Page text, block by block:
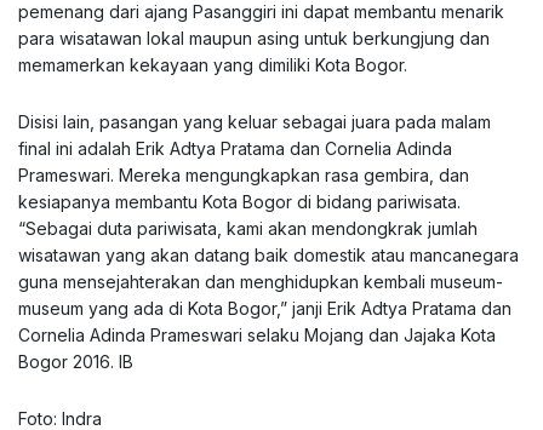
pemenang dari ajang Pasanggiri ini dapat membantu menarik
para wisatawan lokal maupun asing untuk berkungjung dan
memamerkan kekayaan yang dimiliki Kota Bogor.
Disisi lain, pasangan yang keluar sebagai juara pada malam
final ini adalah Erik Adtya Pratama dan Cornelia Adinda
Prameswari. Mereka mengungkapkan rasa gembira, dan
kesiapanya membantu Kota Bogor di bidang pariwisata.
“Sebagai duta pariwisata, kami akan mendongkrak jumlah
wisatawan yang akan datang baik domestik atau mancanegara
guna mensejahterakan dan menghidupkan kembali museum-
museum yang ada di Kota Bogor,” janji Erik Adtya Pratama dan
Cornelia Adinda Prameswari selaku Mojang dan Jajaka Kota
Bogor 2016. IB
Foto: Indra